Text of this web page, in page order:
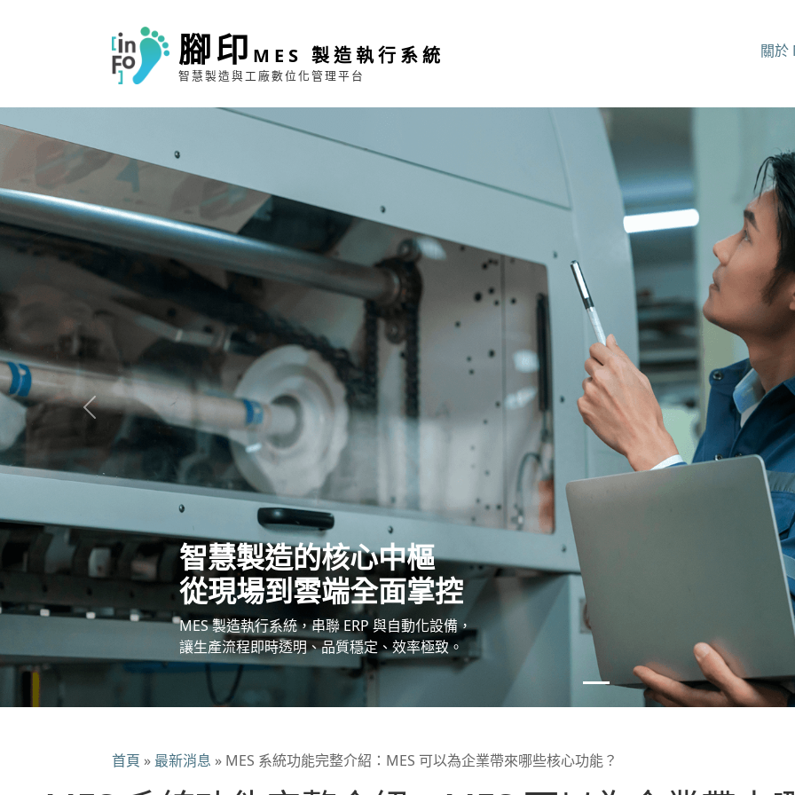
腳印 MES 製造執行系統
智慧製造與工廠數位化管理平台
關於
智慧製造的核心中樞
從現場到雲端全面掌控
MES 製造執行系統，串聯 ERP 與自動化設備，
讓生產流程即時透明、品質穩定、效率極致。
Previous
首頁 » 最新消息 » MES 系統功能完整介紹：MES 可以為企業帶來哪些核心功能？